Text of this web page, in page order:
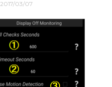
2017/03/07